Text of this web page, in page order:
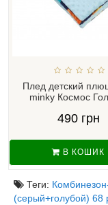
Плед детский
minky Космос
490 грн
В КОШИК
Теги:
(серый+голубой) 68